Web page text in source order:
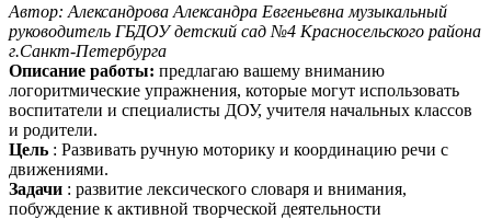
Автор: Александрова Александра Евгеньевна музыкальный
руководитель ГБДОУ детский сад №4 Красносельского района
г.Санкт-Петербурга
Описание работы: предлагаю вашему вниманию
логоритмические упражнения, которые могут использовать
воспитатели и специалисты ДОУ, учителя начальных классов
и родители.
Цель : Развивать ручную моторику и координацию речи с
движениями.
Задачи : развитие лексического словаря и внимания,
побуждение к активной творческой деятельности